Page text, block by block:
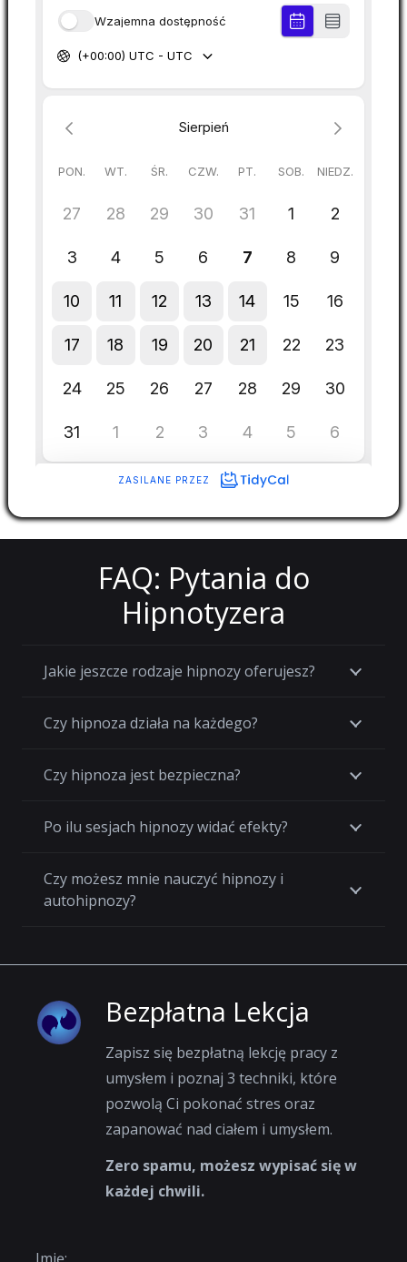
FAQ: Pytania do
Hipnotyzera
Jakie jeszcze rodzaje hipnozy oferujesz?
Czy hipnoza działa na każdego?
Czy hipnoza jest bezpieczna?
Po ilu sesjach hipnozy widać efekty?
Czy możesz mnie nauczyć hipnozy i
autohipnozy?
Bezpłatna Lekcja
Zapisz się bezpłatną lekcję pracy z
umysłem i poznaj 3 techniki, które
pozwolą Ci pokonać stres oraz
zapanować nad ciałem i umysłem.
Zero spamu, możesz wypisać się w
każdej chwili.